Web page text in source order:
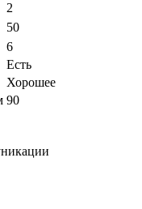
2
50
6
Есть
Хорошее
90